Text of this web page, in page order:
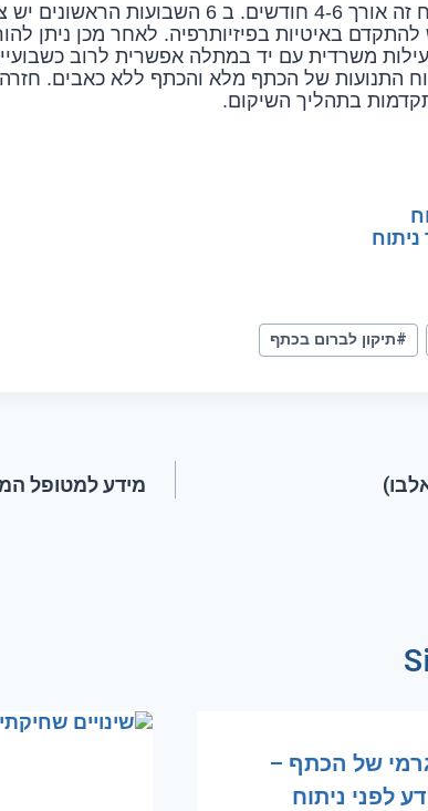
שיקום מלא מניתוח זה אורך 4-6 חודשים. ב 6
באיטיות בפיזיותרפיה. לאחר מכן ניתן
משרדית עם יד במתלה אפשרית לרוב
התנועות של הכתף מלא והכתף ללא כאבים. חזרה
בתהליך השיקום.
#תיקון לברום בכתף
מידע למטופל
גרמי של הכתף –
לפני ניתוח